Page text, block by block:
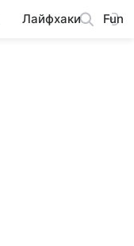
Лайфхаки Fun